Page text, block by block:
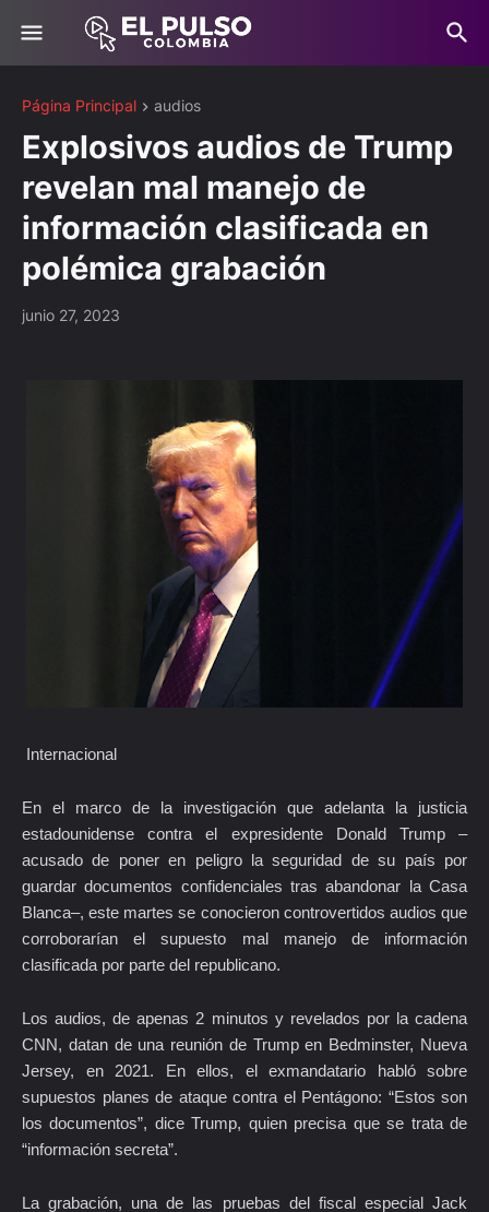
Página Principal audios
Explosivos audios de Trump
revelan mal manejo de
información clasificada en
polémica grabación
junio 27, 2023
Internacional
En el marco de la investigación que adelanta la justicia
estadounidense contra el expresidente Donald Trump –
acusado de poner en peligro la seguridad de su país por
guardar documentos confidenciales tras abandonar la Casa
Blanca–, este martes se conocieron controvertidos audios que
corroborarían el supuesto mal manejo de información
clasificada por parte del republicano.
Los audios, de apenas 2 minutos y revelados por la cadena
CNN, datan de una reunión de Trump en Bedminster, Nueva
Jersey, en 2021. En ellos, el exmandatario habló sobre
supuestos planes de ataque contra el Pentágono: “Estos son
los documentos”, dice Trump, quien precisa que se trata de
“información secreta”.
La grabación, una de las pruebas del fiscal especial Jack